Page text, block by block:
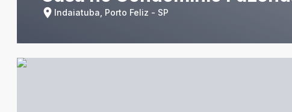
Indaiatuba, Porto Feliz - SP